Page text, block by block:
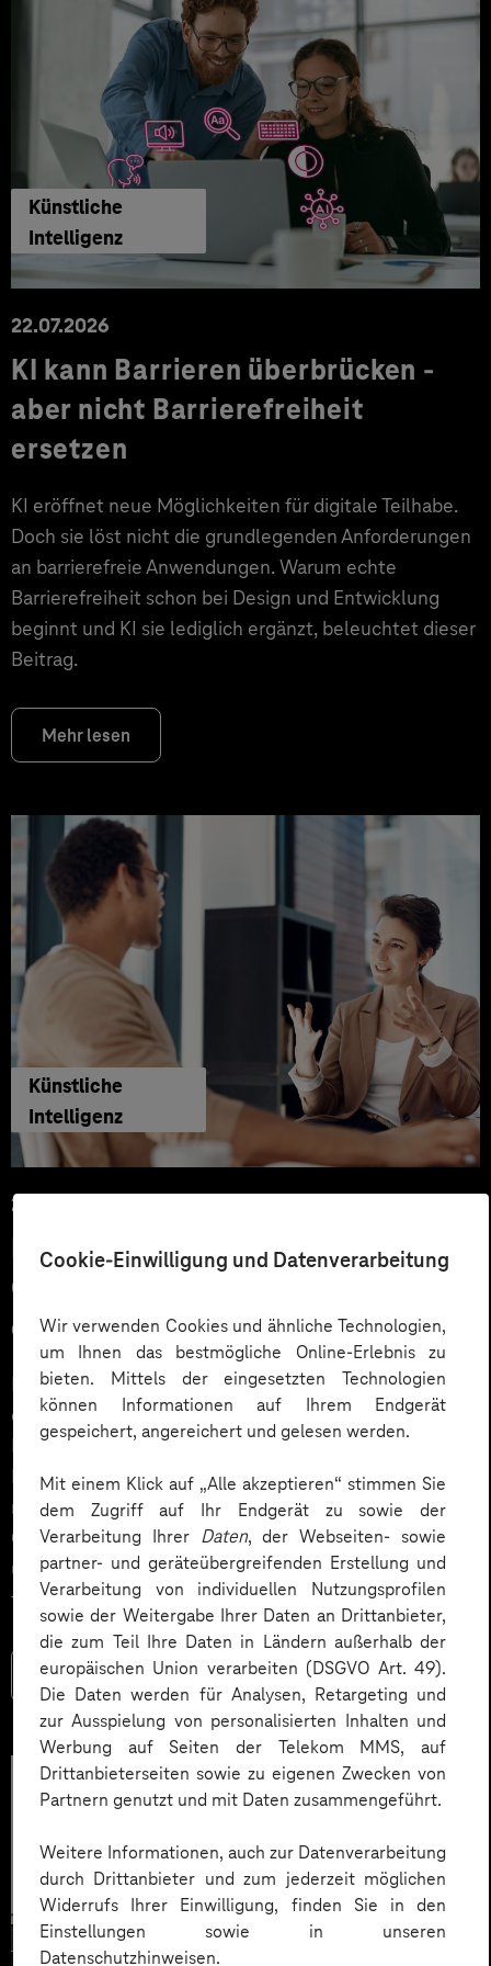
Cookie-Einwilligung und Datenverarbeitung
Wir verwenden Cookies und ähnliche Technologien,
um Ihnen das bestmögliche Online-Erlebnis zu
bieten. Mittels der eingesetzten Technologien
können Informationen auf Ihrem Endgerät
gespeichert, angereichert und gelesen werden.
Mit einem Klick auf „Alle akzeptieren“ stimmen Sie
dem Zugriff auf Ihr Endgerät zu sowie der
Verarbeitung Ihrer Daten, der Webseiten- sowie
partner- und geräteübergreifenden Erstellung und
Verarbeitung von individuellen Nutzungsprofilen
sowie der Weitergabe Ihrer Daten an Drittanbieter,
die zum Teil Ihre Daten in Ländern außerhalb der
europäischen Union verarbeiten (DSGVO Art. 49).
Die Daten werden für Analysen, Retargeting und
zur Ausspielung von personalisierten Inhalten und
Werbung auf Seiten der Telekom MMS, auf
Drittanbieterseiten sowie zu eigenen Zwecken von
Partnern genutzt und mit Daten zusammengeführt.
Weitere Informationen, auch zur Datenverarbeitung
durch Drittanbieter und zum jederzeit möglichen
Widerrufs Ihrer Einwilligung, finden Sie in den
Einstellungen sowie in unseren
Datenschutzhinweisen.
Künstliche
Intelligenz
22.07.2026
KI kann Barrieren überbrücken -
aber nicht Barrierefreiheit
ersetzen
KI eröffnet neue Möglichkeiten für digitale Teilhabe.
Doch sie löst nicht die grundlegenden Anforderungen
an barrierefreie Anwendungen. Warum echte
Barrierefreiheit schon bei Design und Entwicklung
beginnt und KI sie lediglich ergänzt, beleuchtet dieser
Beitrag.
Mehr lesen
Künstliche
Intelligenz
29.06.2026
KI‑Agenten im HR: Konkrete Use
Cases, KPIs und Governance
entlang der Employee Journey
KI‑Agenten im HR sind mehr als Chatbots: Sie
orchestrieren Prozesse entlang der gesamten
Employee Journey und schaffen messbaren Business
Impact. Der Beitrag zeigt konkrete Use Cases,
relevante KPIs für den Mittelstand sowie
Governance‑Leitplanken zu EU AI Act und DSGVO –
und liefert ein praxisnahes Priorisierungsframework
für HR‑Entscheider*innen.
Mehr lesen